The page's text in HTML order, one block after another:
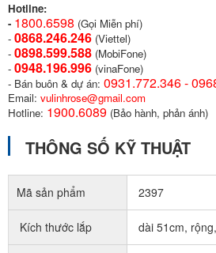
Hotline:
- 1800.6598 (Gọi Miễn phí)
- 0868.246.246 (Viettel)
- 0898.599.588 (MobiFone)
- 0948.196.996 (vinaFone)
- Bán buôn & dự án: 0931.772.346 -
Email: vulinhrose@gmail.com
Hotline: 1900.6089 (Bảo hành, phản ánh)
THÔNG SỐ KỸ THUẬT
Mã sản phẩm 2397
Kích thước lắp dài 51cm,